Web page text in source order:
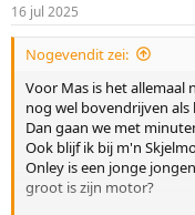
s
:
16 jul 2025
Nogevendit zei:
Voor Mas is het allemaal
nog wel bovendrijven
Dan gaan we met
Ook blijf ik bij m'n
Onley is een jonge
groot is zijn motor?